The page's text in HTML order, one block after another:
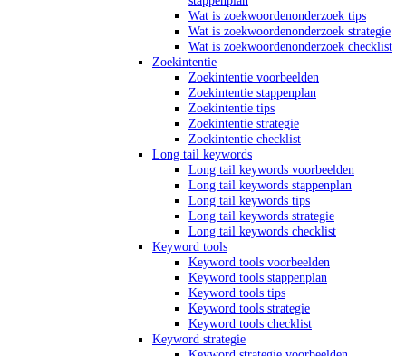
Wat is zoekwoordenonderzoek tips
Wat is zoekwoordenonderzoek strategie
Wat is zoekwoordenonderzoek checklist
Zoekintentie
Zoekintentie voorbeelden
Zoekintentie stappenplan
Zoekintentie tips
Zoekintentie strategie
Zoekintentie checklist
Long tail keywords
Long tail keywords voorbeelden
Long tail keywords stappenplan
Long tail keywords tips
Long tail keywords strategie
Long tail keywords checklist
Keyword tools
Keyword tools voorbeelden
Keyword tools stappenplan
Keyword tools tips
Keyword tools strategie
Keyword tools checklist
Keyword strategie